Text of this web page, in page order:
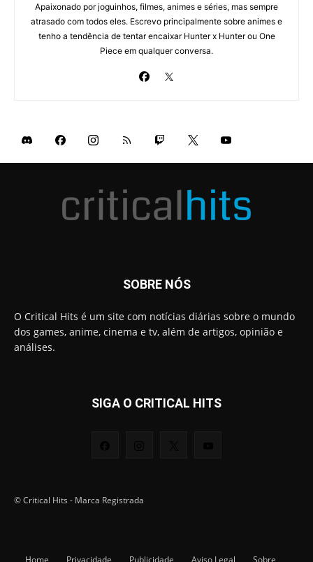
Apaixonado por joguinhos, filmes, animes e séries, mas sempre
atrasado com todos eles. Escrevo principalmente sobre animes e
tenho a tendência de tentar encaixar Hunter x Hunter ou One
Piece em qualquer conversa.
SOBRE NÓS
O Critical Hits é um site com notícias diárias sobre o mundo
dos games, anime, cinema e tv, além de artigos, opinião e
análises.
SIGA O CRITICAL HITS
© Critical Hits - Marca Registrada